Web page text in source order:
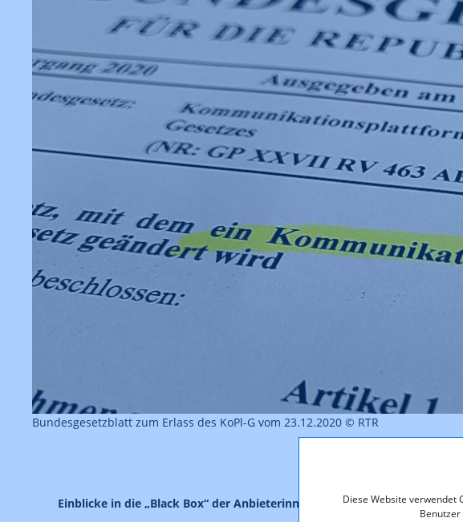
Diese Website verwendet
Bundesgesetzblatt zum Erlass des KoPl-G vom 23.12.2020 © RTR
Einblicke in die „Black Box“ der Anbieterinnen